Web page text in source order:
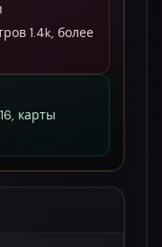
1.4k, более
карты